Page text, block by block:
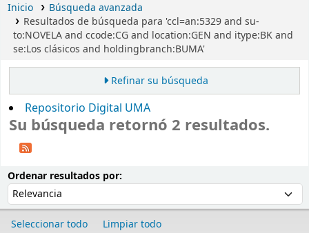
Inicio
Búsqueda avanzada
Resultados de búsqueda para 'ccl=an:5329 and su-
to:NOVELA and ccode:CG and location:GEN and itype:BK and
se:Los clásicos and holdingbranch:BUMA'
Refinar su búsqueda
Repositorio Digital UMA
Su búsqueda retornó 2 resultados.
Ordenar resultados por:
Seleccionar todo
Limpiar todo